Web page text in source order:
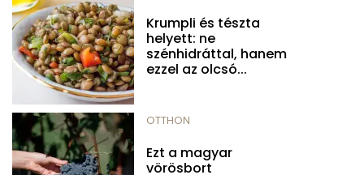
Krumpli és tészta
helyett: ne
szénhidráttal, hanem
ezzel az olcsó...
OTTHON
Ezt a magyar
vörösbort